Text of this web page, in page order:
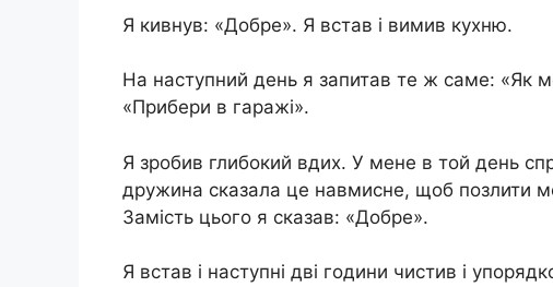
Я кивнув: «Добре». Я встав і вимив кухню.
На наступний день я запитав те ж саме: «Як
«Прибери в гаражі».
Я зробив глибокий вдих. У мене в той день
дружина сказала це навмисне, щоб позлити
Замість цього я сказав: «Добре».
Я встав і наступні дві години чистив і